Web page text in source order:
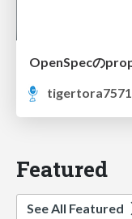
tigertora7571
Featured
See All Featured